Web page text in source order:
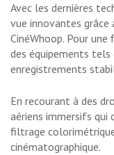
Avec les dernières
vue innovantes grâce
CinéWhoop. Pour
des équipements
enregistrements
En recourant à des
aériens immersifs
filtrage
cinématographique.